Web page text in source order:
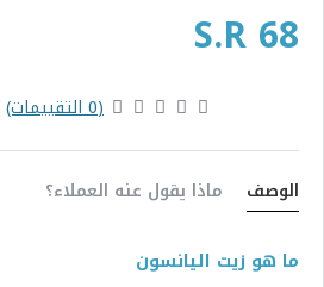
(0 التقييمات)
S.R 68
الوصف ماذا يقول عنه العملاء؟
ما هو زيت اليانسون